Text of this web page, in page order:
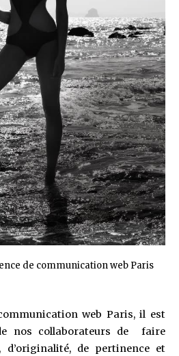
de communication web Paris
web Paris, il est
nos collaborateurs de faire
de pertinence et